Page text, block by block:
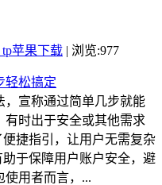
苹果下载 | 浏览:977
，宣称通过简单几步就能
有时出于安全或其他需求
捷指引，让用户无需复杂
于保障用户账户安全，避
使用者而言，...